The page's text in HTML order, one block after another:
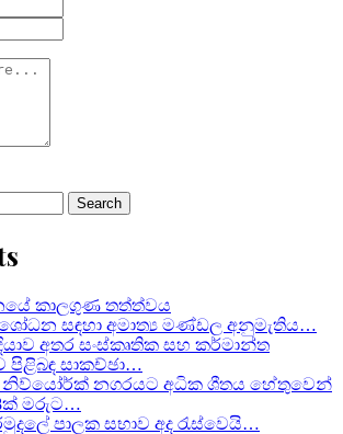
කාලගුණ තත්ත්වය
සඳහා අමාත්‍ය මණ්ඩල අනුමැතිය…
අතර සංස්කෘතික සහ කර්මාන්ත
පිළිබඳ සාකච්ඡා…
නිව්යෝර්ක් නගරයට අධික ශීතය හේතුවෙන්
මරුට…
පාලක සභාව අද රැස්වෙයි…